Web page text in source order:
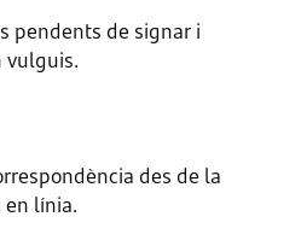
pendents de signar i
vulguis.
des de la
en línia.